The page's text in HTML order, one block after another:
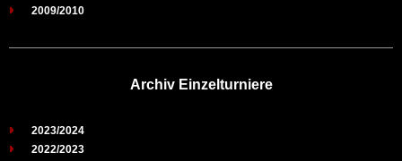
2009/2010
Archiv Einzelturniere
2023/2024
2022/2023